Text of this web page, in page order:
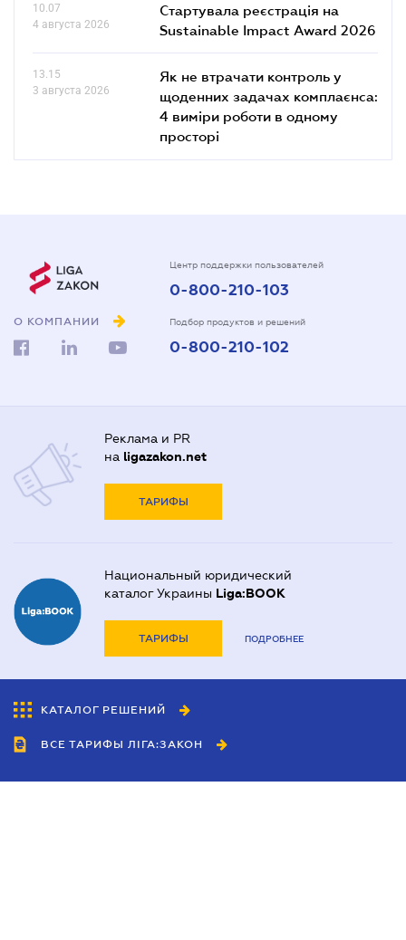
10.07
4 августа 2026
Стартувала реєстрація на
Sustainable Impact Award 2026
13.15
3 августа 2026
Як не втрачати контроль у
щоденних задачах комплаєнса:
4 виміри роботи в одному
просторі
О КОМПАНИИ
Центр поддержки пользователей
0-800-210-103
Подбор продуктов и решений
0-800-210-102
Реклама и PR
на ligazakon.net
ТАРИФЫ
Национальный юридический
каталог Украины Liga:BOOK
ТАРИФЫ ПОДРОБНЕЕ
КАТАЛОГ РЕШЕНИЙ
ВСЕ ТАРИФЫ ЛІГА:ЗАКОН